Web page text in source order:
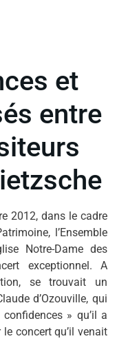
et
entre
2012, dans le cadre
l’Ensemble
Notre-Dame des
exceptionnel. A
se trouvait un
d’Ozouville, qui
» qu’il a
concert qu’il venait